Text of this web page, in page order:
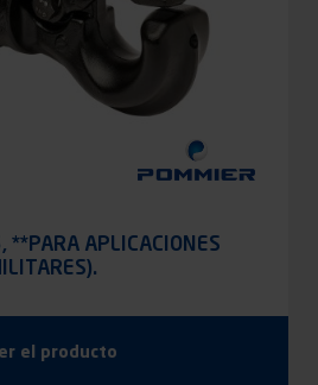
**PARA APLICACIONES
el producto